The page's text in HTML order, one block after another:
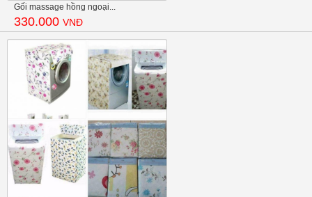
Gối massage hồng ngoại...
330.000 VNĐ